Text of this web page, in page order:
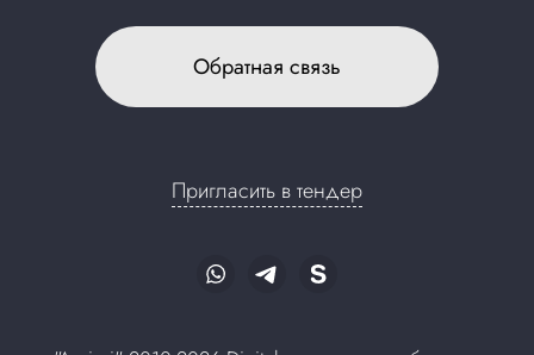
Обратная связь
Пригласить в тендер